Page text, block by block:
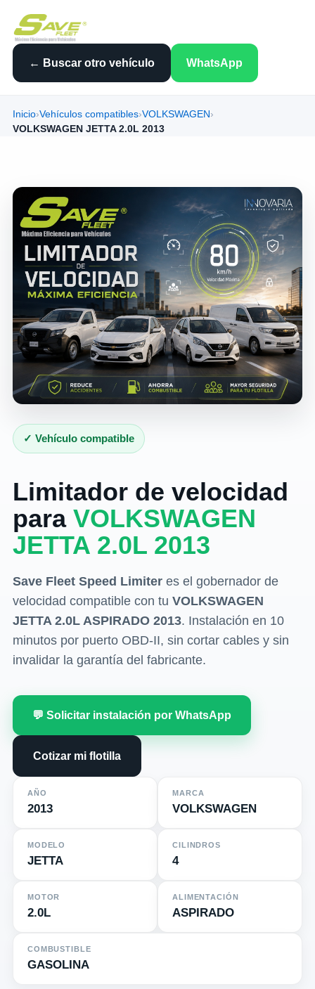
← Buscar otro vehículo WhatsApp
Inicio›Vehículos compatibles›VOLKSWAGEN ›
VOLKSWAGEN JETTA 2.0L 2013
✓ Vehículo compatible
Limitador de velocidad
para VOLKSWAGEN
JETTA 2.0L 2013
Save Fleet Speed Limiteres el gobernador de
velocidad compatible con tu VOLKSWAGEN
JETTA 2.0L ASPIRADO 2013. Instalación en 10
minutos por puerto OBD-II, sin cortar cables y sin
invalidar la garantía del fabricante.
💬 Solicitar instalación por WhatsApp
Cotizar mi flotilla
AÑO
2013
MARCA
VOLKSWAGEN
MODELO
JETTA
CILINDROS
4
MOTOR
2.0L
ALIMENTACIÓN
ASPIRADO
COMBUSTIBLE
GASOLINA